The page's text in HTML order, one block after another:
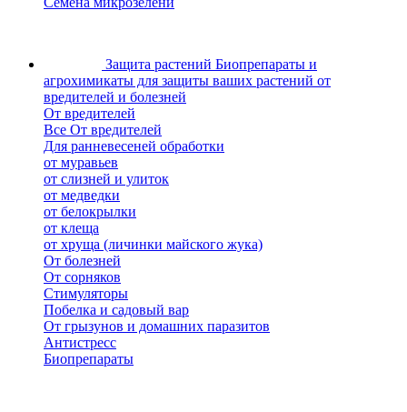
Защита растений Биопрепараты и
агрохимикаты для защиты ваших растений от
вредителей и болезней
От вредителей
Все От вредителей
Для ранневесеней обработки
от муравьев
от слизней и улиток
от медведки
от белокрылки
от клеща
от хруща (личинки майского жука)
От болезней
От сорняков
Стимуляторы
Побелка и садовый вар
От грызунов и домашних паразитов
Антистресс
Биопрепараты